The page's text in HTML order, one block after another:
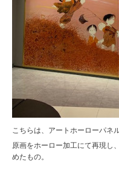
こちらは、アートホーローパネ
原画をホーロー加工にて再現し
めたもの。